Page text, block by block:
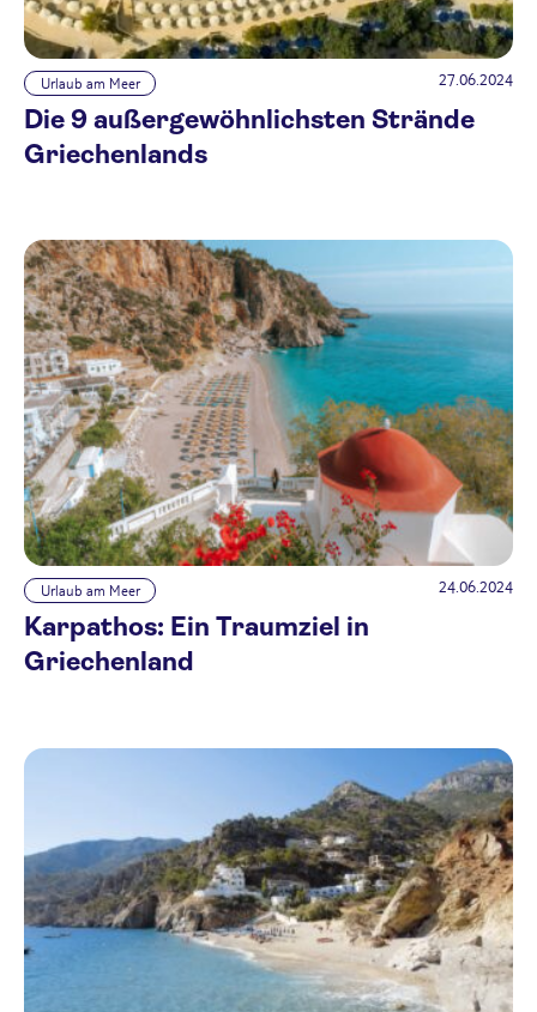
Urlaub am Meer 27.06.2024
Die 9 außergewöhnlichsten Strände
Griechenlands
Urlaub am Meer 24.06.2024
Karpathos: Ein Traumziel in
Griechenland